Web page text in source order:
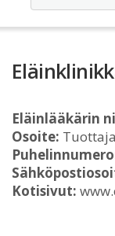
Eläinlääkärin
Osoite:
Kotisivut: